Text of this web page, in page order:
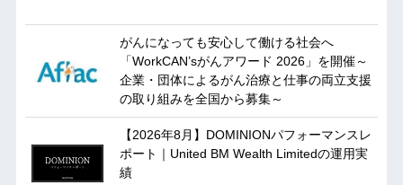
がんになっても安心して働ける社会へ
「WorkCAN’sがんアワード 2026」を開催～
企業・団体によるがん治療と仕事の両立支援
の取り組みを全国から募集～
【2026年8月】DOMINIONパフォーマンスレ
ポート｜United BM Wealth Limitedの運用実
績